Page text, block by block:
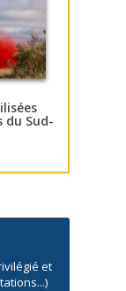
du Sud-
et